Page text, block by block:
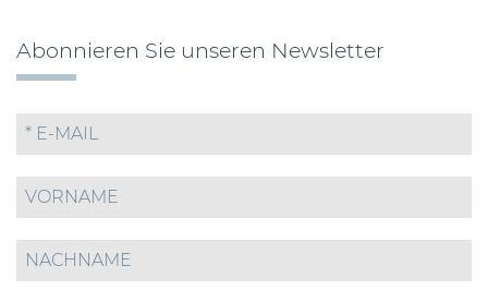
Abonnieren Sie unseren Newsletter